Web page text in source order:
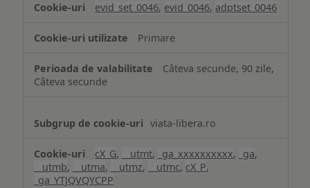
evid_set_0046, evid_0046, adptset_0046
Primare
Câteva secunde, 90 zile,
Câteva secunde
viata-libera.ro
cX_G, __utmt, _ga_xxxxxxxxxx, _ga,
__utmb, __utma, __utmz, __utmc, cX_P,
_ga_YTJQVQYCPP